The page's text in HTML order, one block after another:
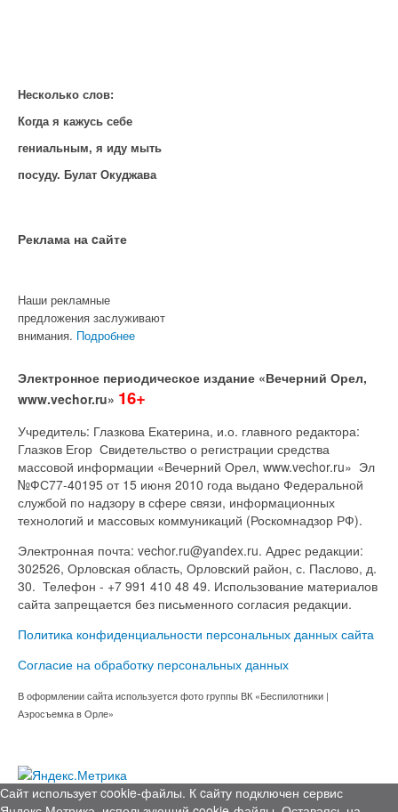
Несколько слов:
Когда я кажусь себе
гениальным, я иду мыть
посуду. Булат Окуджава
Реклама на cайте
Наши рекламные
предложения заслуживают
внимания. Подробнее
Электронное периодическое издание «Вечерний Орел,
www.vechor.ru» 16+
Учредитель: Глазкова Екатерина, и.о. главного редактора:
Глазков Егор Свидетельство о регистрации средства
массовой информации «Вечерний Орел, www.vechor.ru» Эл
№ФС77-40195 от 15 июня 2010 года выдано Федеральной
службой по надзору в сфере связи, информационных
технологий и массовых коммуникаций (Роскомнадзор РФ).
Электронная почта: vechor.ru@yandex.ru. Адрес редакции:
302526, Орловская область, Орловский район, с. Паслово, д.
30. Телефон - +7 991 410 48 49. Использование материалов
сайта запрещается без письменного согласия редакции.
Политика конфиденциальности персональных данных сайта
Согласие на обработку персональных данных
В оформлении сайта используется фото группы ВК «Беспилотники |
Аэросъемка в Орле»
Сайт использует cookie-файлы. К cайту подключен сервис